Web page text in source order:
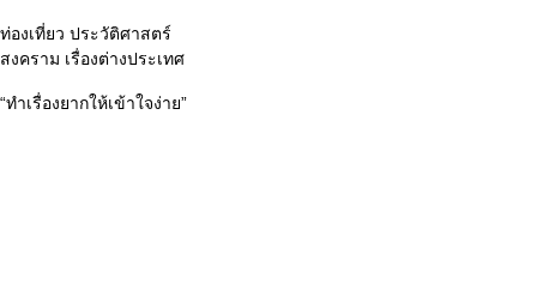
ท่องเที่ยว ประวัติศาสตร์
สงคราม เรื่องต่างประเทศ
“ทำเรื่องยากให้เข้าใจง่าย”